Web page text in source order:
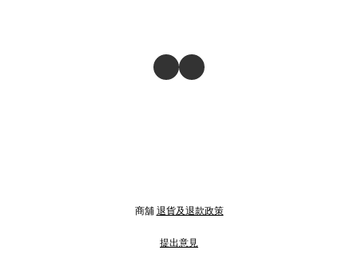
商舖 退貨及退款政策
提出意見